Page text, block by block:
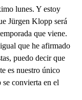
lunes. Y estoy
Jürgen Klopp será
que viene.
que he afirmado
puedo decir que
es nuestro único
convierta en el